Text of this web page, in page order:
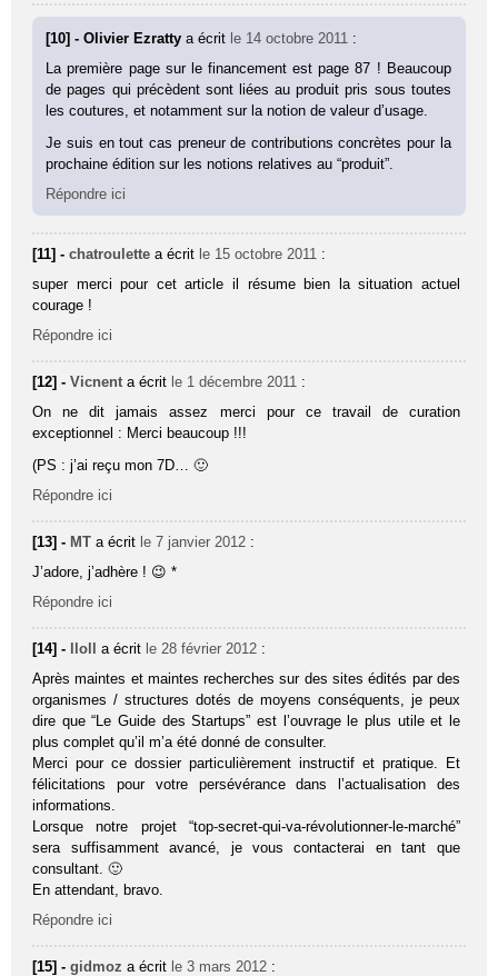
[10] - Olivier Ezrattya écrit le 14 octobre 2011 :
La première page sur le financement est page 87 ! Beaucoup
de pages qui précèdent sont liées au produit pris sous toutes
les coutures, et notamment sur la notion de valeur d’usage.
Je suis en tout cas preneur de contributions concrètes pour la
prochaine édition sur les notions relatives au “produit”.
Répondre ici
[11] -chatroulette a écrit le 15 octobre 2011 :
super merci pour cet article il résume bien la situation actuel
courage !
Répondre ici
[12] -Vicnent a écrit le 1 décembre 2011 :
On ne dit jamais assez merci pour ce travail de curation
exceptionnel : Merci beaucoup !!!
(PS : j’ai reçu mon 7D… 🙂
Répondre ici
[13] - MT a écrit le 7 janvier 2012 :
J’adore, j’adhère ! 😉 *
Répondre ici
[14] - lloll a écrit le 28 février 2012 :
Après maintes et maintes recherches sur des sites édités par des
organismes / structures dotés de moyens conséquents, je peux
dire que “Le Guide des Startups” est l’ouvrage le plus utile et le
plus complet qu’il m’a été donné de consulter.
Merci pour ce dossier particulièrement instructif et pratique. Et
félicitations pour votre persévérance dans l’actualisation des
informations.
Lorsque notre projet “top-secret-qui-va-révolutionner-le-marché”
sera suffisamment avancé, je vous contacterai en tant que
consultant. 🙂
En attendant, bravo.
Répondre ici
[15] -gidmoz a écrit le 3 mars 2012 :